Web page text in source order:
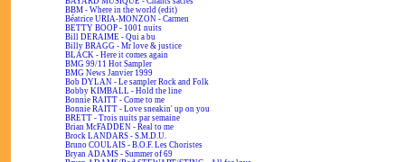
BBM - Where in the world (edit)
Béatrice URIA-MONZON - Carmen
BETTY BOOP - 1001 nuits
Bill DERAIME - Qui a bu
Billy BRAGG - Mr love & justice
BLACK - Here it comes again
BMG 99/11 Hot Sampler
BMG News Janvier 1999
Bob DYLAN - Le sampler Rock and Folk
Bobby KIMBALL - Hold the line
Bonnie RAITT - Come to me
Bonnie RAITT - Love sneakin' up on you
BRETT - Trois nuits par semaine
Brian McFADDEN - Real to me
Brock LANDARS - S.M.D.U.
Bruno COULAIS - B.O.F. Les Choristes
Bryan ADAMS - Summer of 69